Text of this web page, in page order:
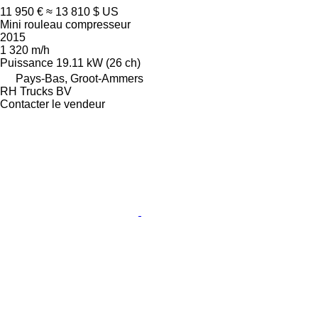
11 950 € ≈ 13 810 $ US
Mini rouleau compresseur
2015
1 320 m/h
Puissance 19.11 kW (26 ch)
Pays-Bas, Groot-Ammers
RH Trucks BV
Contacter le vendeur